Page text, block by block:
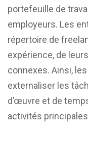
portefeuille de
employeurs. Les
répertoire de
expérience, de
connexes. Ainsi,
externaliser les
d’œuvre et de
activités